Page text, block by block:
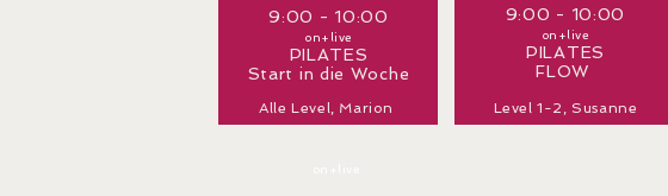
9:00 - 10:00
on+live
PILATES
Start in die Woche
Alle Level, Marion
9:00 - 10:00
on+live
PILATES
FLOW
Level 1-2, Susanne